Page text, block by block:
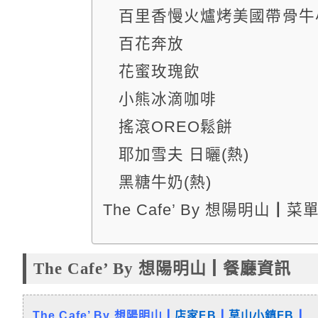
百里香慢火爐烤美國帶骨
百花奔放
花蜜玫瑰飲
小熊冰滴咖啡
搖滾OREO鬆餅
耶加雪夫 日曬(熱)
黑糖牛奶(熱)
The Cafe’ By 想陽明山┃菜
The Cafe’ By 想陽明山┃餐廳資訊
The Cafe’ By 想陽明山┃ 店家FB 草山小鎮FB